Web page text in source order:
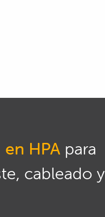
HPA para
cableado y